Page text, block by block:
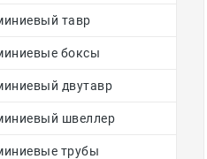
тавр
боксы
двутавр
швеллер
трубы